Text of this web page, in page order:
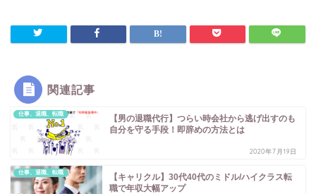
関連記事
仕事、退職、転職
【男の退職代行】つらい時会社から逃げ出すのも
自分を守る手段！即辞めの方法とは
2020年7月19日
仕事、退職、転職
【キャリクル】30代40代のミドル/ハイクラス転
職で年収大幅アップ